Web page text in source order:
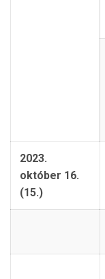
2023.
október 16.
(15.)